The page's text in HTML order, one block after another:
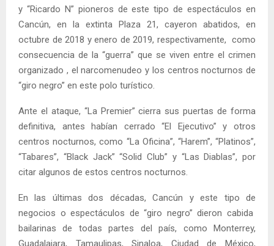
y “Ricardo N” pioneros de este tipo de espectáculos en
Cancún, en la extinta Plaza 21, cayeron abatidos, en
octubre de 2018 y enero de 2019, respectivamente, como
consecuencia de la “guerra” que se viven entre el crimen
organizado , el narcomenudeo y los centros nocturnos de
“giro negro” en este polo turístico.
Ante el ataque, “La Premier” cierra sus puertas de forma
definitiva, antes habían cerrado “El Ejecutivo” y otros
centros nocturnos, como “La Oficina”, “Harem”, “Platinos”,
“Tabares”, “Black Jack” “Solid Club” y “Las Diablas”, por
citar algunos de estos centros nocturnos.
En las últimas dos décadas, Cancún y este tipo de
negocios o espectáculos de “giro negro” dieron cabida
bailarinas de todas partes del país, como Monterrey,
Guadalajara, Tamaulipas, Sinaloa, Ciudad de México,